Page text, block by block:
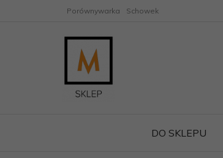
Porównywarka Schowek
DO SKLEPU